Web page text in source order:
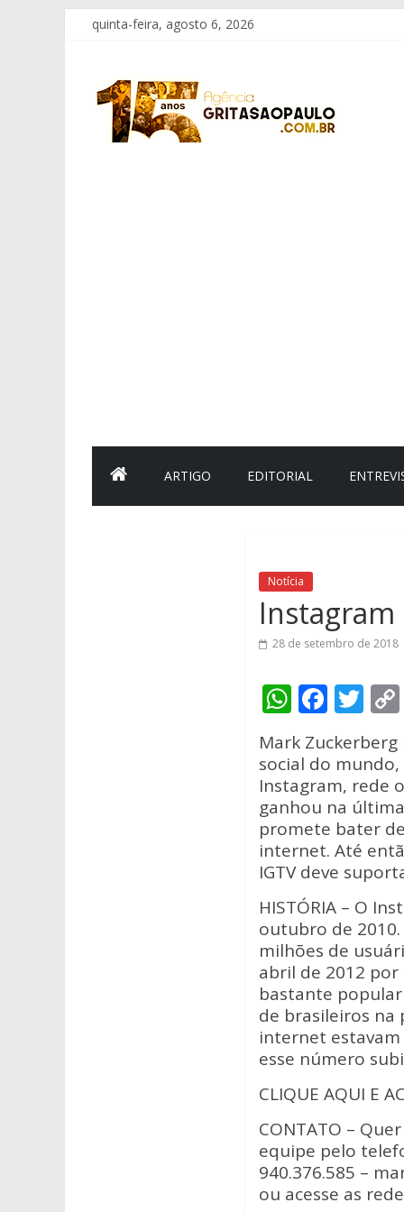
Pular
para
conteúdo
quinta-feira, agosto 6, 2026
Grita
São
ARTIGO EDITORIAL
Notícia
Instagram
28 de setembro de 2018
W
h
at
s
A
p
p
F
ac
e
b
o
o
k
T
itt
er
Mark
social do
Instagram, rede
ganhou na
promete bater
internet. Até
IGTV deve
HISTÓRIA – O
outubro de
milhões de
abril de 2012 por
bastante
de brasileiros na
internet estavam
esse número
CLIQUE AQUI E
CONTATO –
equipe pelo
940.376.585 –
ou acesse as